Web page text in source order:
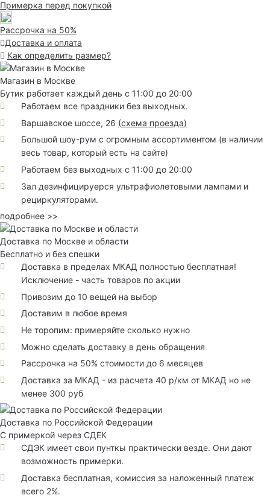
Примерка перед покупкой
Рассрочка на 50%
Доставка и оплата
Как определить размер?
Магазин в Москве
Бутик работает каждый день с 11:00 до 20:00
Работаем все праздники без выходных.
Варшавское шоссе, 26 (схема проезда)
Большой шоу-рум с огромным ассортиментом (в наличии
весь товар, который есть на сайте)
Работаем без выходных с 11:00 до 20:00
Зал дезинфицируерся ультрафиолетовыми лампами и
рециркуляторами.
подробнее >>
Доставка по Москве и области
Бесплатно и без спешки
Доставка в пределах МКАД полностью бесплатная!
Исключение - часть товаров по акции
Привозим до 10 вещей на выбор
Доставим в любое время
Не торопим: примеряйте сколько нужно
Можно сделать доставку в день обращения
Рассрочка на 50% стоимости до 6 месяцев
Доставка за МКАД - из расчета 40 р/км от МКАД но не
менее 300 руб
Доставка по Российской Федерации
С примеркой через СДЕК
СДЭК имеет свои пунткы практически везде. Они дают
возможность примерки.
Доставка бесплатная, комиссия за наложенный платеж
всего 2%.